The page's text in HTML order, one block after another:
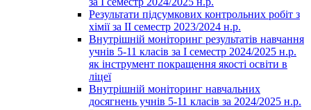
Результати підсумкових контрольних робіт з
хімії за ІІ семестр 2023/2024 н.р.
Внутрішній моніторинг результатів навчання
учнів 5-11 класів за І семестр 2024/2025 н.р.
як інструмент покращення якості освіти в
ліцеї
Внутрішній моніторинг навчальних
досягнень учнів 5-11 класів за 2024/2025 н.р.